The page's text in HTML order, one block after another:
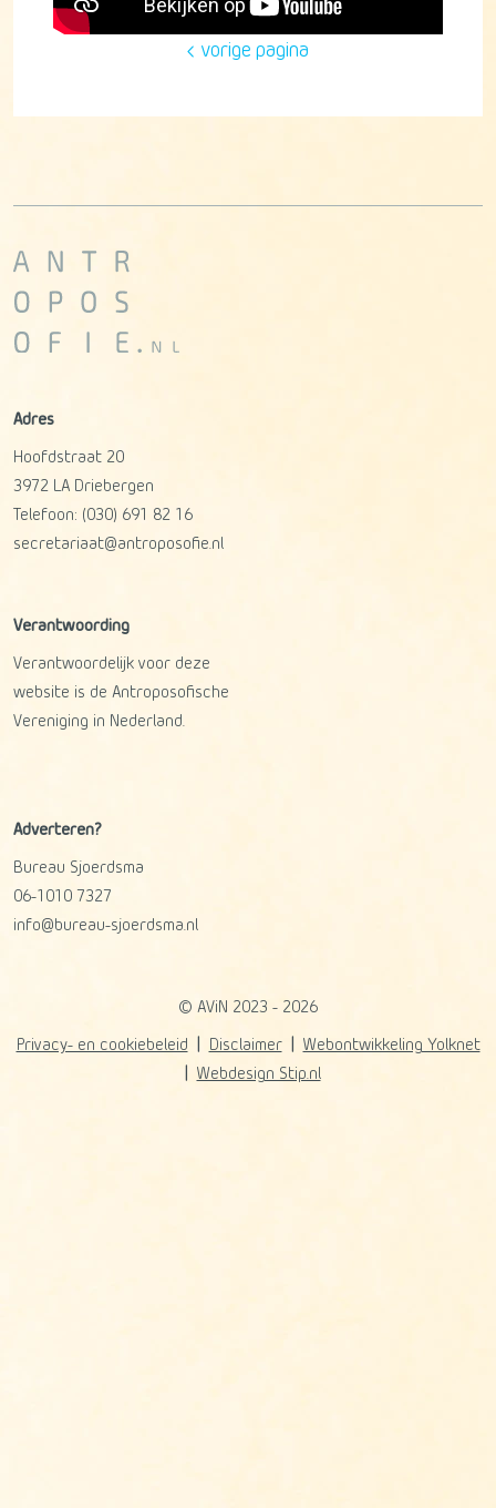
vorige pagina
Adres
Hoofdstraat 20
3972 LA
Driebergen
Telefoon: (030) 691 82 16
secretariaat@antroposofie.nl
Verantwoording
Verantwoordelijk voor deze
website is de Antroposofische
Vereniging in Nederland.
Adverteren?
Bureau Sjoerdsma
06-1010 7327
info@bureau-sjoerdsma.nl
© AViN 2023 - 2026
Privacy- en cookiebeleid Disclaimer
Webontwikkeling Yolknet
Webdesign Stip.nl